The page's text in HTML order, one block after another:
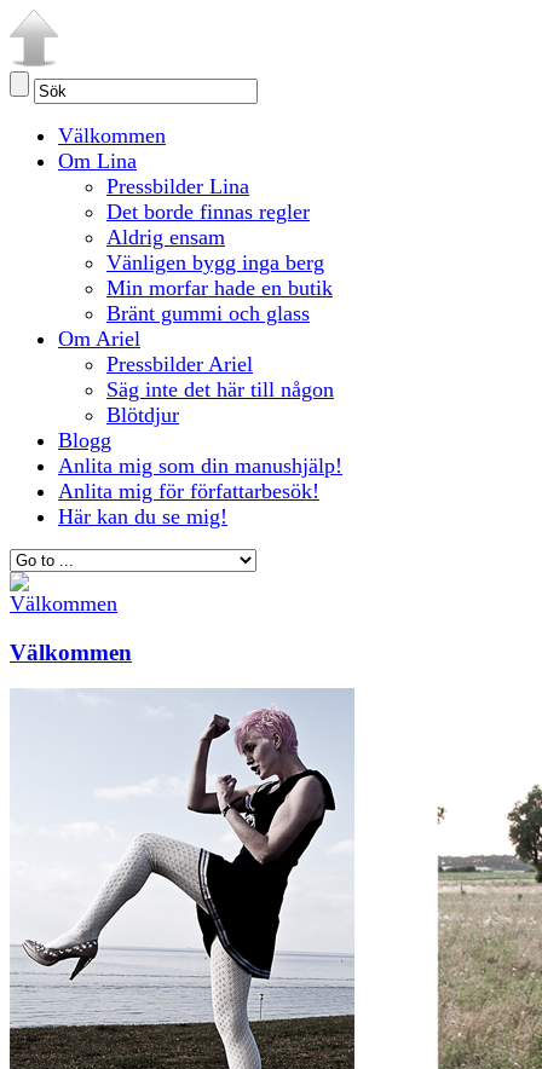
Välkommen
Om Lina
Pressbilder Lina
Det borde finnas regler
Aldrig ensam
Vänligen bygg inga berg
Min morfar hade en butik
Bränt gummi och glass
Om Ariel
Pressbilder Ariel
Säg inte det här till någon
Blötdjur
Blogg
Anlita mig som din manushjälp!
Anlita mig för författarbesök!
Här kan du se mig!
Välkommen